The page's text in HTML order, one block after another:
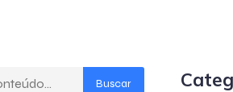
Buscar